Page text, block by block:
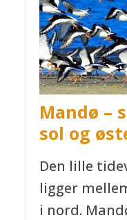
Mandø –
sol og
Den lille
ligger
i nord.